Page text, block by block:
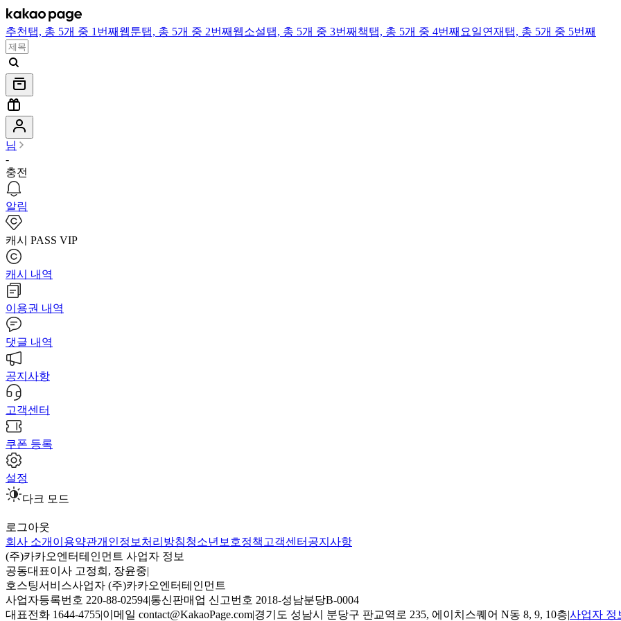
추천 탭, 총 5개 중 1번째 웹툰탭, 총 5개 중 2번째 웹소설탭, 총 5개 중 3번째 책탭, 총 5개 중 4번째 요일연재 탭, 총 5개 중 5번째
님
-
충전
알림
캐시 PASS VIP
캐시 내역
이용권 내역
댓글 내역
공지사항
고객센터
쿠폰 등록
설정
다크 모드
로그아웃
회사 소개 이용약관개인정보처리방침청소년보호정책 고객센터 공지사항
(주)카카오엔터테인먼트 사업자 정보
공동대표이사 고정희, 장윤중|
호스팅서비스사업자 (주)카카오엔터테인먼트
사업자등록번호 220-88-02594|통신판매업 신고번호 2018-성남분당B-0004
대표전화 1644-4755|이메일 contact@KakaoPage.com|경기도 성남시 분당구 판교역로 235, 에이치스퀘어 N동 8, 9, 10층|사업자 정